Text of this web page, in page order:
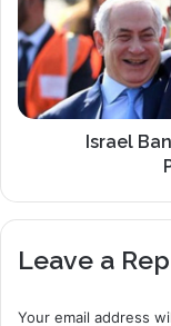
Israel
Leave a
Your email address